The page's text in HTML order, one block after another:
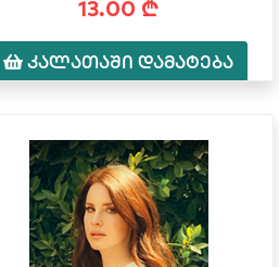
13.00 ₾
კალათაში დამატება